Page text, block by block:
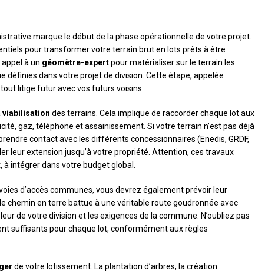
marque le début de la phase opérationnelle de votre projet.
pour transformer votre terrain brut en lots prêts à être
à un géomètre-expertpour matérialiser sur le terrain les
définies dans votre projet de division. Cette étape, appelée
litige futur avec vos futurs voisins.
viabilisation des terrains. Cela implique de raccorder chaque lot aux
gaz, téléphone et assainissement. Si votre terrain n’est pas déjà
contact avec les différents concessionnaires (Enedis, GRDF,
leur extension jusqu’à votre propriété. Attention, ces travaux
intégrer dans votre budget global.
d’accès communes, vous devrez également prévoir leur
chemin en terre battue à une véritable route goudronnée avec
de votre division et les exigences de la commune. N’oubliez pas
suffisants pour chaque lot, conformément aux règles
de votre lotissement. La plantation d’arbres, la création